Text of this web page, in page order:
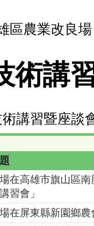
區農業改良場
術講
講習暨座談
在高雄市旗山區
習會」
在屏東縣新園鄉農